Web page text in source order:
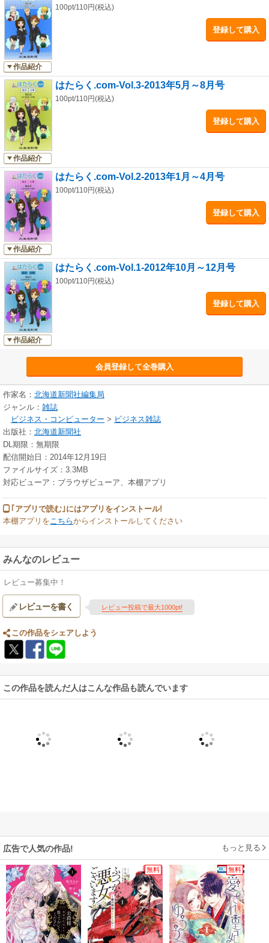
作品紹介
100pt/110円(税込)
登録して購入
作品紹介
はたらく.com-Vol.3-2013年5月～8月号
100pt/110円(税込)
登録して購入
作品紹介
はたらく.com-Vol.2-2013年1月～4月号
100pt/110円(税込)
登録して購入
作品紹介
はたらく.com-Vol.1-2012年10月～12月号
100pt/110円(税込)
登録して購入
会員登録して全巻購入
作家名： 北海道新聞社編集局
ジャンル： 雑誌
ビジネス・コンピューター > ビジネス雑誌
出版社： 北海道新聞社
DL期限：無期限
配信開始日：2014年12月19日
ファイルサイズ：3.3MB
対応ビューア：ブラウザビューア、本棚アプリ
｢アプリで読む｣にはアプリをインストール!
本棚アプリをこちらからインストールしてください
みんなのレビュー
レビュー募集中！
レビューを書く レビュー投稿で最大1000pt!
この作品をシェアしよう
この作品を読んだ人はこんな作品も読んでいます
広告で人気の作品! もっと見る
無料 無料